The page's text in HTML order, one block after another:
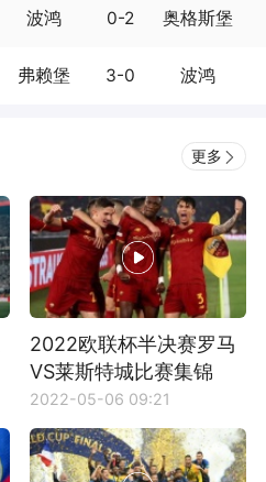
波鸿 0-2 奥格斯堡
弗赖堡 3-0 波鸿
更多
2022欧联杯半决赛罗马
VS莱斯特城比赛集锦
2022-05-06 09:21